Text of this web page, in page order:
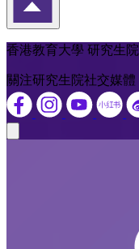
返回頁首
香港教育大學 研究生院
關注研究生院社交媒體
Close modal